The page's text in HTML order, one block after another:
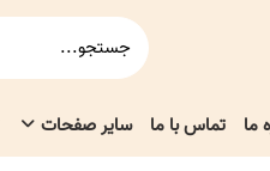
ما تماس با ما سایر صفحات